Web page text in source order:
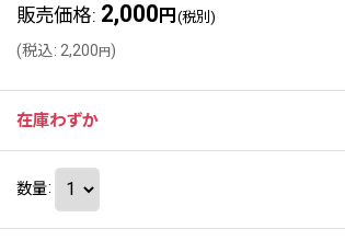
販売価格: 2,000 円 (税別)
(税込: 2,200円)
在庫わずか
数量: